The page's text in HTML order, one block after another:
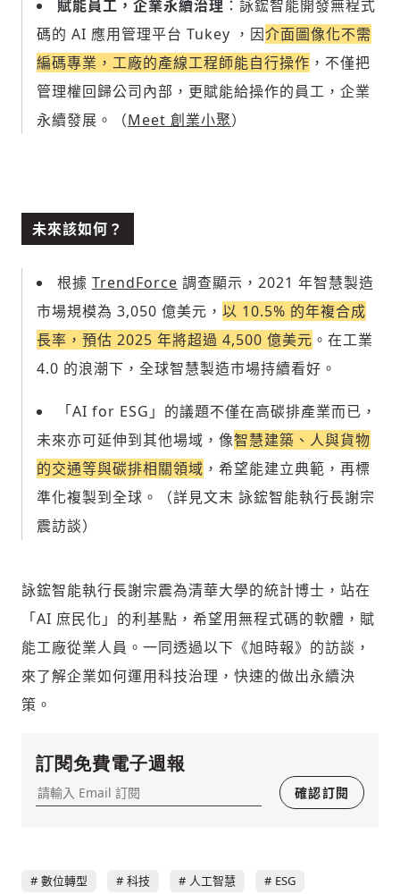
賦能員工，企業永續治理 ：詠鋐智能開發無程式
碼的 AI 應用管理平台 Tukey ，因介面圖像化不需
編碼專業，工廠的產線工程師能自行操作 ，不僅把
管理權回歸公司內部，更賦能給操作的員工，企業
永續發展。（Meet 創業小聚）
未來該如何？
根據 TrendForce 調查顯示，2021 年智慧製造
市場規模為 3,050 億美元， 以 10.5% 的年複合成
長率，預估 2025 年將超過 4,500 億美元 。在工業
4.0 的浪潮下，全球智慧製造市場持續看好。
「AI for ESG」的議題不僅在高碳排產業而已，
未來亦可延伸到其他場域，像智慧建築、人與貨物
的交通等與碳排相關領域 ，希望能建立典範，再標
準化複製到全球。（詳見文末 詠鋐智能執行長謝宗
震訪談）
詠鋐智能執行長謝宗震為清華大學的統計博士，站在
「AI 庶民化」的利基點，希望用無程式碼的軟體，賦
能工廠從業人員。一同透過以下《旭時報》的訪談，
來了解企業如何運用科技治理，快速的做出永續決
策。
訂閱免費電子週報
確認訂閱
數位轉型 科技 人工智慧
ESG